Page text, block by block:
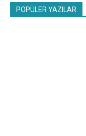
POPÜLER YAZILAR